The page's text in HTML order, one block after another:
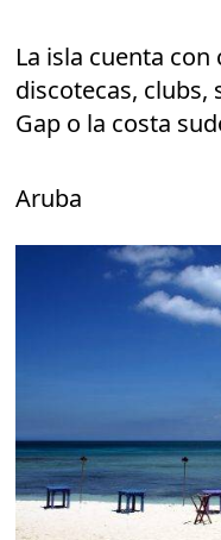
La isla cuenta
discotecas, clubs,
Gap o la costa
Aruba